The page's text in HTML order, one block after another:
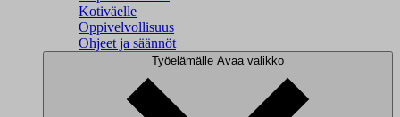
Kotiväelle
Oppivelvollisuus
Ohjeet ja säännöt
Työelämälle Avaa valikko